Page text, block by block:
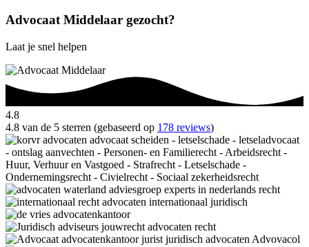
Advocaat Middelaar gezocht?
Laat je snel helpen
4.8
4.8 van de 5 sterren (gebaseerd op 178 reviews)